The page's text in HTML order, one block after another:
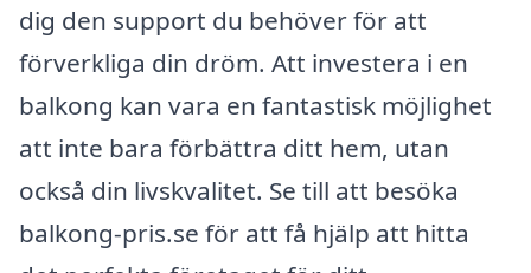
dig den support du behöver för att
förverkliga din dröm. Att investera i en
balkong kan vara en fantastisk möjlighet
att inte bara förbättra ditt hem, utan
också din livskvalitet. Se till att besöka
balkong-pris.se för att få hjälp att hitta